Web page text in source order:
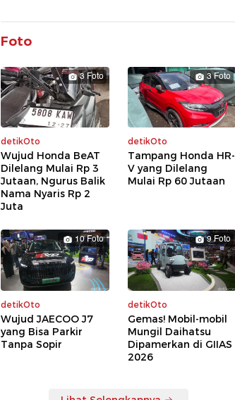
Foto
3 Foto
detikOto
Wujud Honda BeAT
Dilelang Mulai Rp 3
Jutaan, Ngurus Balik
Nama Nyaris Rp 2
Juta
3 Foto
detikOto
Tampang Honda HR-
V yang Dilelang
Mulai Rp 60 Jutaan
10 Foto
detikOto
Wujud JAECOO J7
yang Bisa Parkir
Tanpa Sopir
9 Foto
detikOto
Gemas! Mobil-mobil
Mungil Daihatsu
Dipamerkan di GIIAS
2026